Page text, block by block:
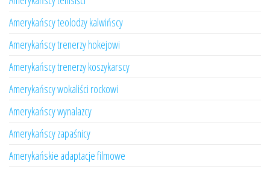
Amerykańscy teolodzy kalwińscy
Amerykańscy trenerzy hokejowi
Amerykańscy trenerzy koszykarscy
Amerykańscy wokaliści rockowi
Amerykańscy wynalazcy
Amerykańscy zapaśnicy
Amerykańskie adaptacje filmowe